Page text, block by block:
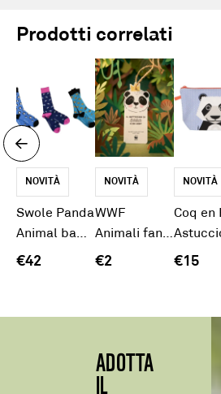
Prodotti correlati
NOVITÀ
Swole Panda
Animal bambù Gift Box uomo
€42
NOVITÀ
WWF
Animali fantastici Tag Panda
€2
NOVITÀ
Coq en
€15
ADOTTA
IL